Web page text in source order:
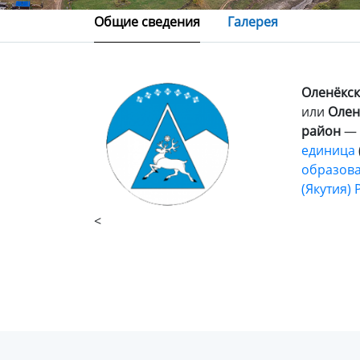
Общие сведения Галерея
или
район—
единица
(Якутия)
<